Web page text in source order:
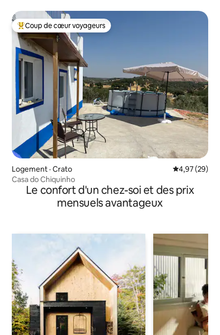
Coup de cœur voyageurs parmi les plus aimés
Coup de cœur voyageurs
Logement · Crato Note
4,97 (29)
Casa do Chiquinho
Le confort d'un chez-soi et des prix
mensuels avantageux